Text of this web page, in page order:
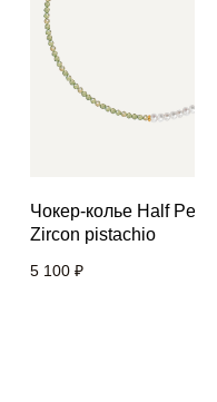
Чокер-колье Half
Zircon pistachio
5 100 ₽